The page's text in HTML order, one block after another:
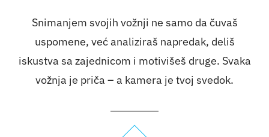
Snimanjem svojih vožnji ne samo da čuvaš
uspomene, već analiziraš napredak, deliš
iskustva sa zajednicom i motivišeš druge. Svaka
vožnja je priča – a kamera je tvoj svedok.